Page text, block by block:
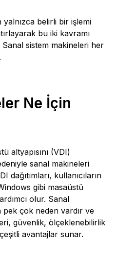
belirli bir işlemi
bu iki kavramı
sistem makineleri her
Ne İçin
altyapısını (VDI)
sanal makineleri
dağıtımları, kullanıcıların
gibi masaüstü
olur. Sanal
çok neden vardır ve
güvenlik, ölçeklenebilirlik
avantajlar sunar.